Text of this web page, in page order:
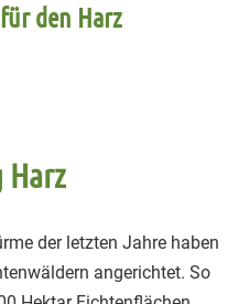
den Harz
Harz
der letzten Jahre haben
angerichtet. So